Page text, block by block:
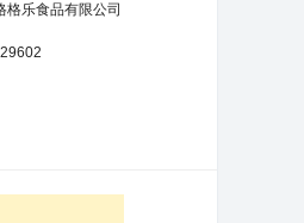
格乐食品有限公司